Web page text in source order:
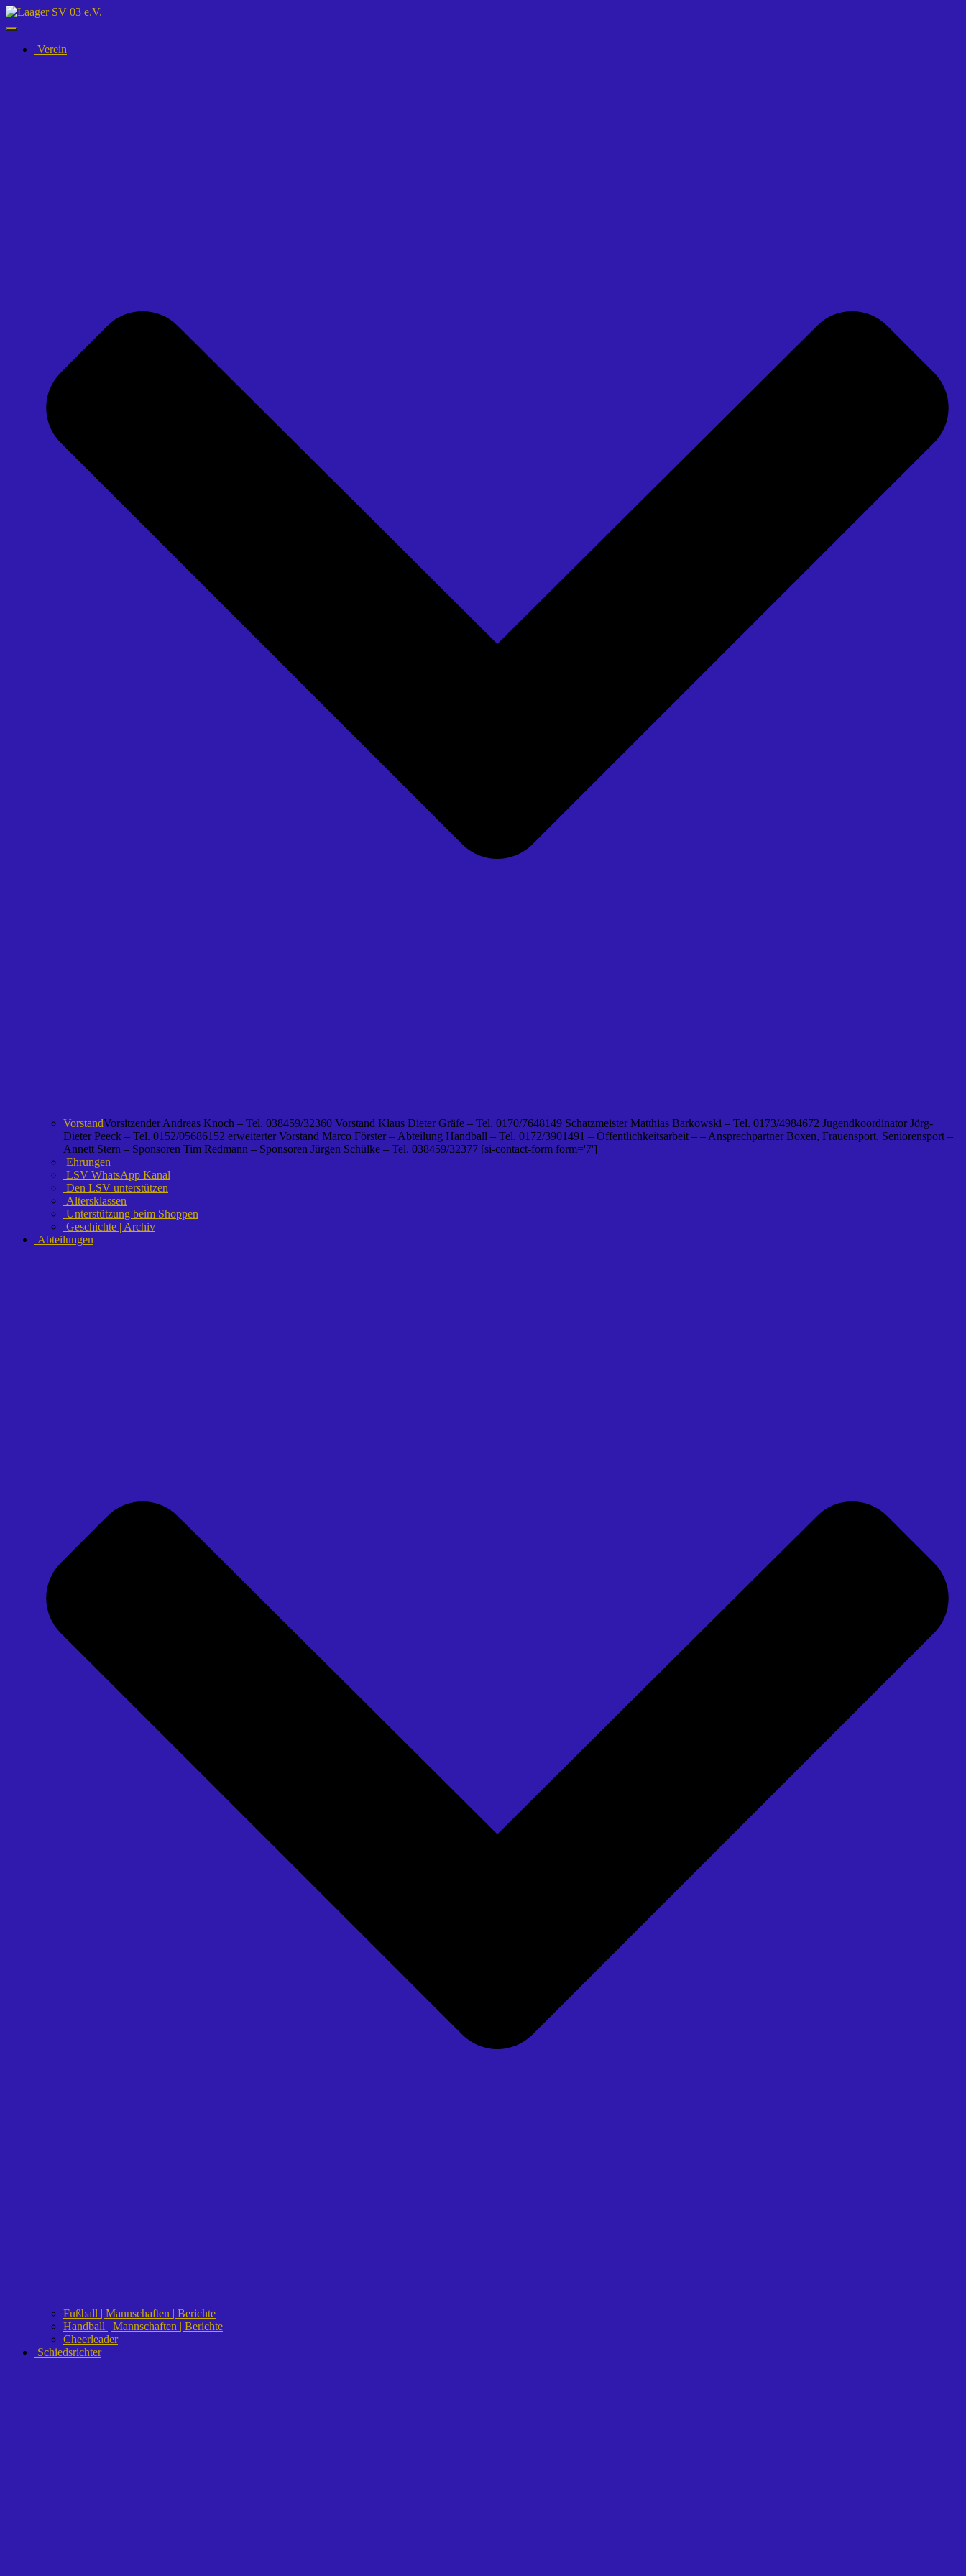
Navigation
umschalten
Verein
VorstandVorsitzender Andreas Knoch – Tel. 038459/32360 Vorstand Klaus Dieter Gräfe – Tel. 0170/7648149 Schatzmeister Matthias Barkowski – Tel. 0173/4984672 Jugendkoordinator Jörg-
Dieter Peeck – Tel. 0152/05686152 erweiterter Vorstand Marco Förster – Abteilung Handball – Tel. 0172/3901491 – Öffentlichkeitsarbeit – – Ansprechpartner Boxen, Frauensport, Seniorensport –
Annett Stern – Sponsoren Tim Redmann – Sponsoren Jürgen Schülke – Tel. 038459/32377 [si-contact-form form='7']
Ehrungen
LSV WhatsApp Kanal
Den LSV unterstützen
Altersklassen
Unterstützung beim Shoppen
Geschichte | Archiv
Abteilungen
Fußball | Mannschaften | Berichte
Handball | Mannschaften | Berichte
Cheerleader
Schiedsrichter